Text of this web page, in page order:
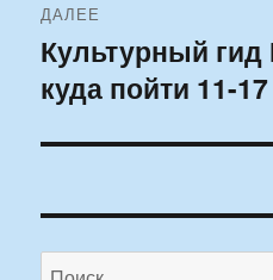
ДАЛЕЕ
Следующая
запись:
Культурный
куда пойти 11-
Искать: